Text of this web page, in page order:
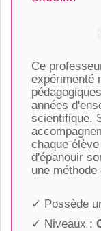
Ce
expérimenté
années
scientifique.
chaque
d'épanouir
une
✓ Possède
✓ Niveaux :